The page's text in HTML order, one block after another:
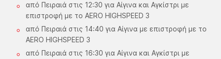
από Πειραιά στις 12:30 για Αίγινα και Αγκίστρι με
επιστροφή με το AERO HIGHSPEED 3
από Πειραιά στις 14:40 για Αίγινα με επιστροφή με το
AERO HIGHSPEED 3
από Πειραιά στις 16:30 για Αίγινα και Αγκίστρι με